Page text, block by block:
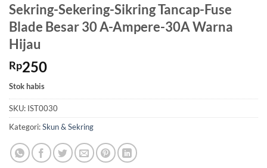
Sekring-Sekering-Sikring Tancap-Fuse
Blade Besar 30 A-Ampere-30A Warna
Hijau
Rp250
Stok habis
SKU: IST0030
Kategori:Skun & Sekring